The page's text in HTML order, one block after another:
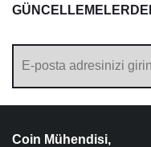
Coin Mühendisi,